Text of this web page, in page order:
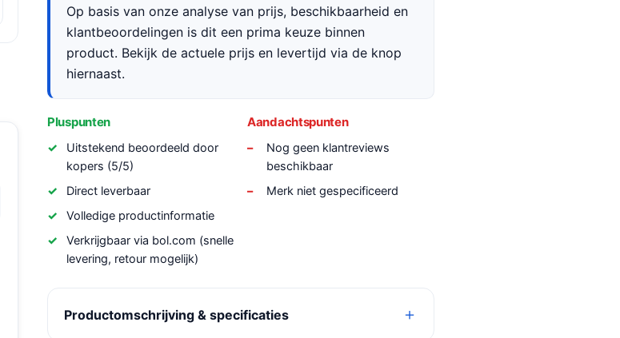
Op basis van onze analyse van prijs, beschikbaarheid en
klantbeoordelingen is dit een prima keuze binnen
product. Bekijk de actuele prijs en levertijd via de knop
hiernaast.
Pluspunten
Uitstekend beoordeeld door
kopers (5/5)
Direct leverbaar
Volledige productinformatie
Verkrijgbaar via bol.com (snelle
levering, retour mogelijk)
Aandachtspunten
Nog geen klantreviews
beschikbaar
Merk niet gespecificeerd
Productomschrijving & specificaties